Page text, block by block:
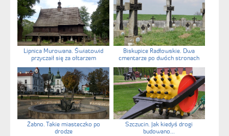
Lipnica Murowana. Światowid
przyczaił się za ołtarzem
Biskupice Radłowskie. Dwa
cmentarze po dwóch stronach
Żabno. Takie miasteczko po
drodze
Szczucin. Jak kiedyś drogi
budowano...